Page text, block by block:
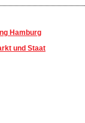
Hamburg
und Staat